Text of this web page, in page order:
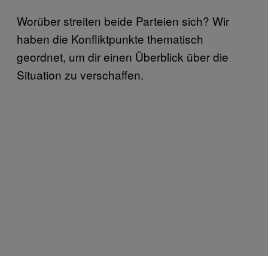
Worüber streiten beide Parteien sich? Wir
haben die Konfliktpunkte thematisch
geordnet, um dir einen Überblick über die
Situation zu verschaffen.